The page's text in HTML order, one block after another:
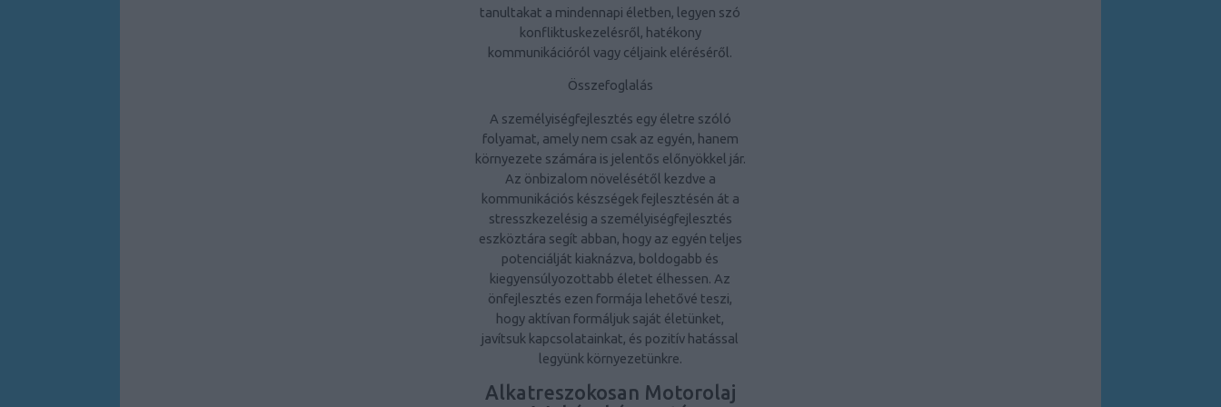
tanultakat a mindennapi életben, legyen szó
konfliktuskezelésről, hatékony
kommunikációról vagy céljaink eléréséről.
Összefoglalás
A személyiségfejlesztés egy életre szóló
folyamat, amely nem csak az egyén, hanem
környezete számára is jelentős előnyökkel jár.
Az önbizalom növelésétől kezdve a
kommunikációs készségek fejlesztésén át a
stresszkezelésig a személyiségfejlesztés
eszköztára segít abban, hogy az egyén teljes
potenciálját kiaknázva, boldogabb és
kiegyensúlyozottabb életet élhessen. Az
önfejlesztés ezen formája lehetővé teszi,
hogy aktívan formáljuk saját életünket,
javítsuk kapcsolatainkat, és pozitív hatással
legyünk környezetünkre.
Alkatreszokosan Motorolaj